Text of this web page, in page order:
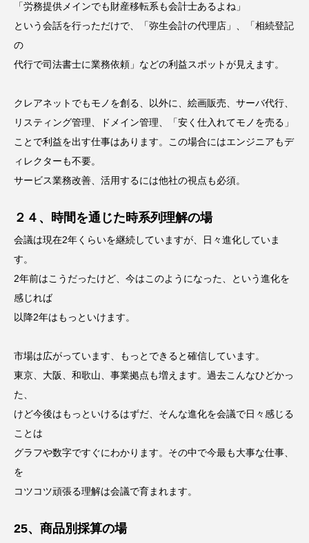
「労務提供メインでも財産移転系も会計士あるよね」
という会話を行っただけで、「弥生会計の代理店」、「相続登記
の
代行で司法書士に業務依頼」などの利益スポットが見えます。
クレアネットでもモノを創る、以外に、絵画販売、サーバ代行、
リスティング管理、ドメイン管理、「安く仕入れてモノを売る」
ことで利益を出す仕事はあります。この場合にはエンジニアもデ
ィレクターも不要。
サービス業務改善、活用するには他社の視点も必須。
２４、時間を通じた時系列理解の場
会議は現在2年くらいを継続していますが、日々進化していま
す。
2年前はこうだったけど、今はこのようになった、という進化を
感じれば
以降2年はもっといけます。
市場は広がっています、もっとできると確信しています。
東京、大阪、和歌山、事業拠点も増えます。過去こんなひどかっ
た、
けど今後はもっといけるはずだ、そんな進化を会議で日々感じる
ことは
グラフや数字ですぐにわかります。その中で今最も大事な仕事、
を
コツコツ頑張る理解は会議で育まれます。
25、商品別採算の場